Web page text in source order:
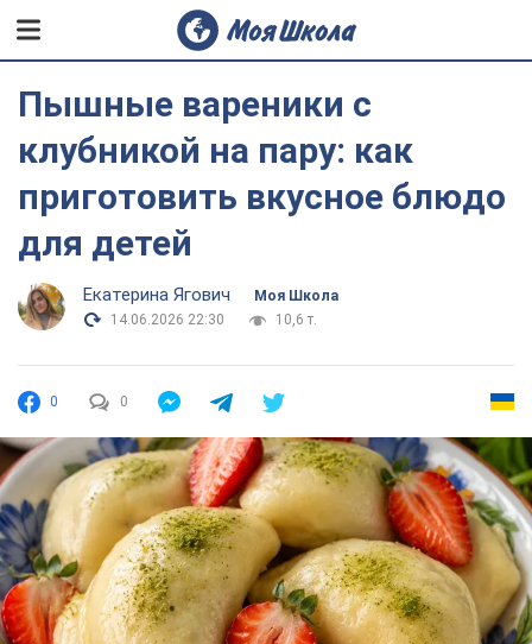
Пышные вареники с
клубникой на пару: как
приготовить вкусное блюдо
для детей
Екатерина Ягович
Моя Школа
14.06.2026 22:30
10,6 т.
0 0